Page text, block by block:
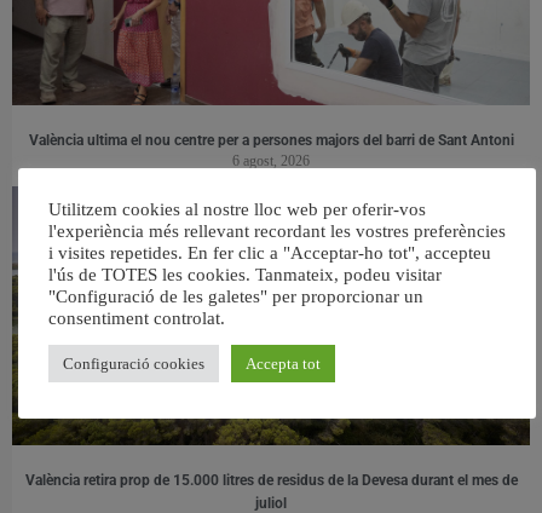
València ultima el nou centre per a persones majors del barri de Sant Antoni
6 agost, 2026
València retira prop de 15.000 litres de residus de la Devesa durant el mes de
juliol
Utilitzem cookies al nostre lloc web per oferir-vos
l'experiència més rellevant recordant les vostres preferències
i visites repetides. En fer clic a "Acceptar-ho tot", accepteu
l'ús de TOTES les cookies. Tanmateix, podeu visitar
"Configuració de les galetes" per proporcionar un
consentiment controlat.
Configuració cookies Accepta tot